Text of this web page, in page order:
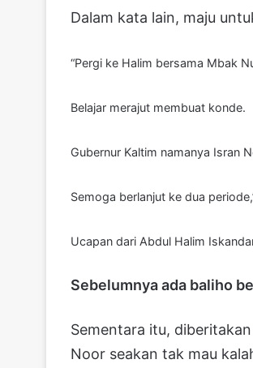
Dalam kata lain, maju
“Pergi ke Halim bersama Mbak
Belajar merajut membuat konde.
Gubernur Kaltim namanya Isran
Semoga berlanjut ke dua
Ucapan dari Abdul Halim
Sebelumnya ada baliho
Sementara itu,
Noor seakan tak mau